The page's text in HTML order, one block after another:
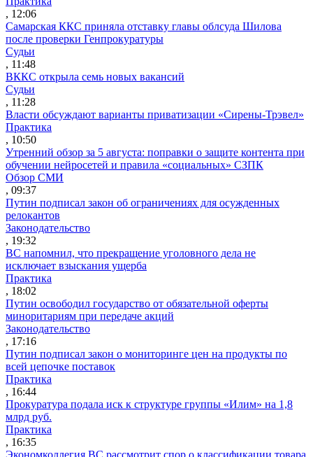
, 12:06
Самарская ККС приняла отставку главы облсуда Шилова
после проверки Генпрокуратуры
Судьи
, 11:48
ВККС открыла семь новых вакансий
Судьи
, 11:28
Власти обсуждают варианты приватизации «Сирены-Трэвел»
Практика
, 10:50
Утренний обзор за 5 августа: поправки о защите контента при
обучении нейросетей и правила «социальных» СЗПК
Обзор СМИ
, 09:37
Путин подписал закон об ограничениях для осужденных
релокантов
Законодательство
, 19:32
ВС напомнил, что прекращение уголовного дела не
исключает взыскания ущерба
Практика
, 18:02
Путин освободил государство от обязательной оферты
миноритариям при передаче акций
Законодательство
, 17:16
Путин подписал закон о мониторинге цен на продукты по
всей цепочке поставок
Практика
, 16:44
Прокуратура подала иск к структуре группы «Илим» на 1,8
млрд руб.
Практика
, 16:35
Экономколлегия ВС рассмотрит спор о классификации товара